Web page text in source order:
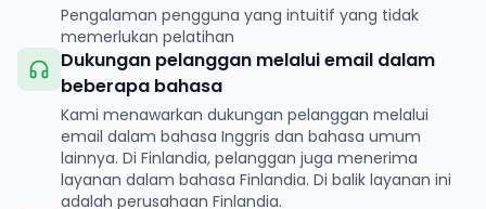
Pengalaman pengguna yang intuitif yang tidak
memerlukan pelatihan
Dukungan pelanggan melalui email dalam
beberapa bahasa
Kami menawarkan dukungan pelanggan melalui
email dalam bahasa Inggris dan bahasa umum
lainnya. Di Finlandia, pelanggan juga menerima
layanan dalam bahasa Finlandia. Di balik layanan ini
adalah perusahaan Finlandia.